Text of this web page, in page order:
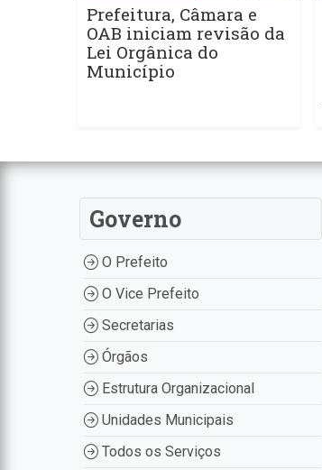
Prefeitura, Câmara e
OAB iniciam revisão da
Lei Orgânica do
Município
Governo
O Prefeito
O Vice Prefeito
Secretarias
Órgãos
Estrutura Organizacional
Unidades Municipais
Todos os Serviços